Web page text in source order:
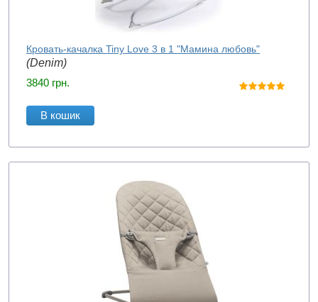
Кровать-качалка Tiny Love 3 в 1 "Мамина любовь"
(Denim)
3840 грн.
В кошик